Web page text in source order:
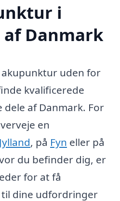
i
Danmark
uden for
kvalificerede
af Danmark. For
en
Jylland, på Fyn eller på
du befinder dig, er
for at få
dine udfordringer